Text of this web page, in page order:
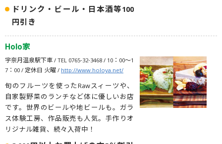
ドリンク・ビール・日本酒等100
円引き
Holo家
宇奈月温泉駅下車 / TEL 0765-32-3468 / 10：00～1
7：00 / 定休日 火曜 /http://www.holoya.net/
旬のフルーツを使ったRawスィーツや、
自家製野菜のランチなど体に優しいお店
です。世界のビールや地ビールも。ガラ
ス体験工房、作品販売も人気。手作りオ
リジナル雑貨、続々入荷中！